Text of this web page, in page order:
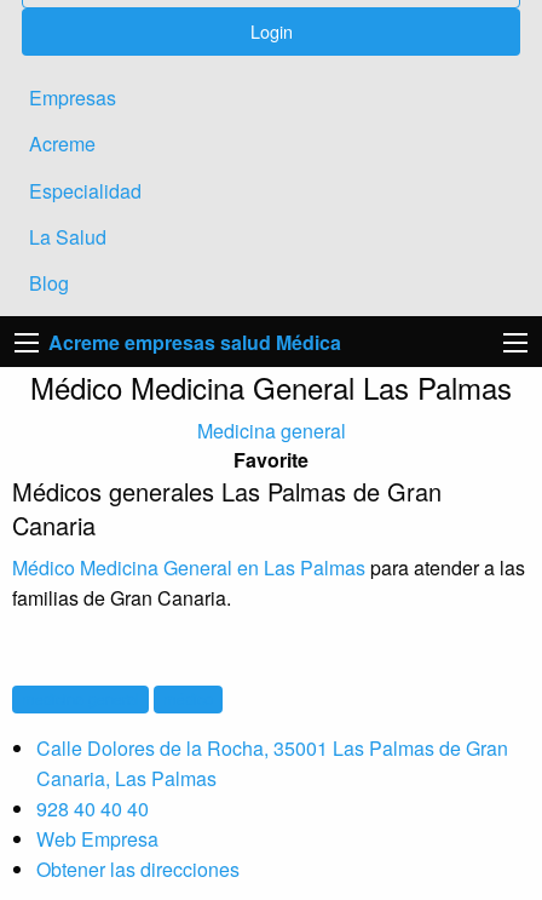
Login
Empresas
Acreme
Especialidad
La Salud
Blog
Acreme empresas salud Médica
Médico Medicina General Las Palmas
Medicina general
Favorite
Médicos generales Las Palmas de Gran
Canaria
Médico Medicina General en Las Palmaspara atender a las
familias de Gran Canaria.
Calle Dolores de la Rocha, 35001 Las Palmas de Gran
Canaria, Las Palmas
928 40 40 40
Web Empresa
Obtener las direcciones